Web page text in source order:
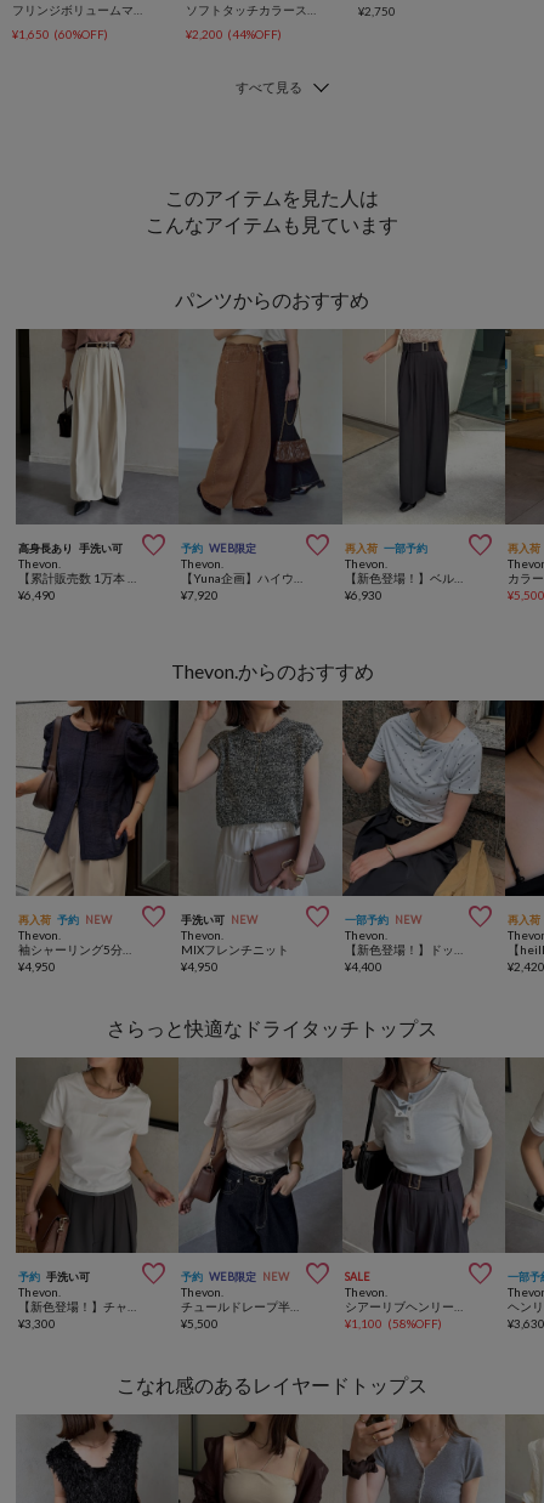
¥1,650 (60%OFF)
¥2,200 (44%OFF)
¥2,750
このアイテムを見た人は
こんなアイテムも見ています
パンツからのおすすめ
高身長あり 手洗い可 
Thevon.
¥6,490
予約 WEB限定 
Thevon.
¥7,920
再入荷 一部予約 
Thevon.
【新色登場！】ベルト付きタックワイドスラックス
¥6,930
再入荷
¥
Thevon.からのおすすめ
再入荷 予約 NEW 
Thevon.
¥4,950
手洗い可 NEW 
Thevon.
MIXフレンチニット
¥4,950
一部予約 NEW 
Thevon.
¥4,400
再入荷
¥
さらっと快適なドライタッチトップス
予約 手洗い可 
Thevon.
【新色登場！】チャーム付きコンパクトTシャツ
¥3,300
予約 WEB限定 NEW 
Thevon.
チュールドレープ半袖アシメプルオーバー
¥5,500
SALE 
Thevon.
シアーリブヘンリーネック5分袖プルオーバー
¥1,100 (58%OFF)
一部予
¥
こなれ感のあるレイヤードトップス